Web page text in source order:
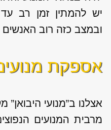
יש להמתין זמן רב
ובמצב כזה רוב האנשים
אספקת
אצלנו ב”מנועי
מרבית המנועים